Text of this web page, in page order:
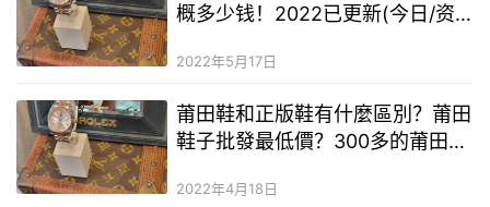
概多少钱！2022已更新(今日/资
2022年5月17日
莆田鞋和正版鞋有什麼區別？莆田
鞋子批發最低價？300多的莆田鞋
2022年4月18日